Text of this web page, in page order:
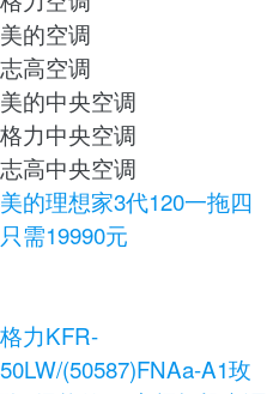
美的空调
志高空调
美的中央空调
格力中央空调
志高中央空调
美的理想家3代120一拖四
只需19990元
格力KFR-
50LW/(50587)FNAa-A1玫